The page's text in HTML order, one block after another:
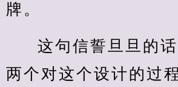
牌。
这句信誓旦旦的
两个对这个设计的过